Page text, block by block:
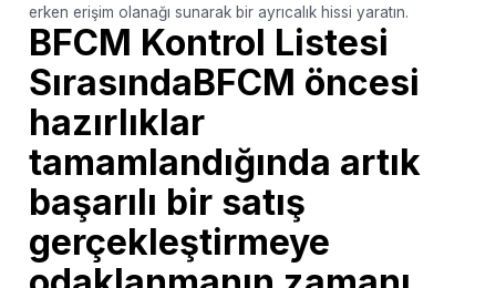
erken erişim olanağı sunarak bir ayrıcalık hissi yaratın.
BFCM Kontrol Listesi
SırasındaBFCM öncesi
hazırlıklar
tamamlandığında artık
başarılı bir satış
gerçekleştirmeye